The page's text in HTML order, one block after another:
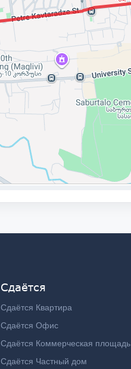
Сдаётся
Сдаётся Квартира
Сдаётся Офис
Сдаётся Коммерческая площадь
Сдаётся Частный дом